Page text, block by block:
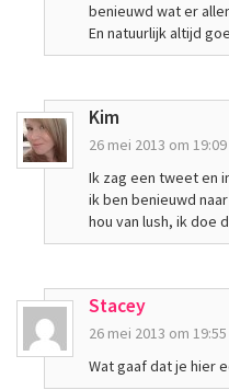
benieuwd wat er
En natuurlijk altijd
Kim
26 mei 2013 om 19:09
Ik zag een tweet en
ik ben benieuwd
hou van lush, ik doe
Stacey
26 mei 2013 om 19:55
Wat gaaf dat je hier